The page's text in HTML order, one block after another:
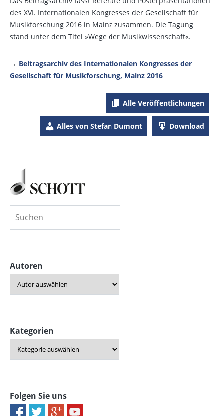
des XVI. Internationalen Kongresses der Gesellschaft für
Musikforschung 2016 in Mainz zusammen. Die Tagung
stand unter dem Titel »Wege der Musikwissenschaft«.
→ Beitragsarchiv des Internationalen Kongresses der
Gesellschaft für Musikforschung, Mainz 2016
Alle Veröffentlichungen
Alles von Stefan Dumont Download
Autoren
Kategorien
Folgen Sie uns